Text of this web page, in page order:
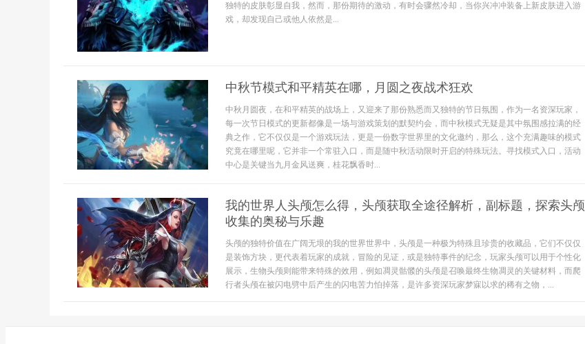
独特的皮肤彰显自我，然而，那份期待的激动，有时会骤然冷却，当你兴冲冲装备上新皮肤进入游
戏，却发现自己或他人依然是...
中秋节模式和平精英在哪，月圆之夜战术狂欢
中秋月圆夜，在和平精英的战场上，又迎来了那份熟悉而又独特的节日氛围，作为一名资深玩家，
每一次节日模式的更新都像是一场与游戏策划的默契约会，而中秋模式无疑是其中氛围感拉满的经
典之作，它不仅仅是一个游戏玩法，更是一份数字世界里的文化邀约，那么，这个充满趣味的模式
究竟在哪里呢，它并非一个常驻入口，而是随中秋活动限时开启的特殊玩法。寻找模式入口，活动
中心是关键当九月金风送爽，桂花飘香时...
我的世界人头颅怎么得，头颅获取全途径解析，副标题，探索头颅
收集的奥秘与乐趣
头颅的独特价值在广阔无垠的我的世界世界中，头颅是一种极为特殊且珍贵的收藏品，它们不仅仅
是装饰方块，更代表着玩家的成就，冒险的见证，或是独特事件的纪念，玩家头颅可以用于个性化
展示，生物头颅则能带来特殊的效用，例如凋灵骷髅的头颅是召唤最终生物凋灵的关键材料，而爬
行者头颅在被闪电劈中后产生的闪电苦力怕掉落，是许多资深玩家梦寐以求的稀有之物，...